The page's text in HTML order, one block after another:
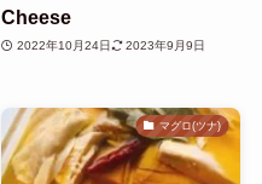
Cheese
2022年10月24日 2023年9月9日
マグロ(ツナ)